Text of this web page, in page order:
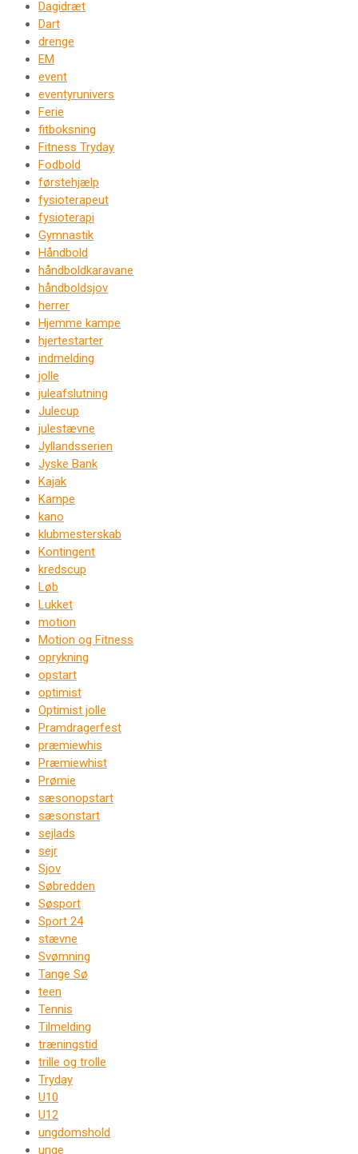
Dagidræt
Dart
drenge
EM
event
eventyrunivers
Ferie
fitboksning
Fitness Tryday
Fodbold
førstehjælp
fysioterapeut
fysioterapi
Gymnastik
Håndbold
håndboldkaravane
håndboldsjov
herrer
Hjemme kampe
hjertestarter
indmelding
jolle
juleafslutning
Julecup
julestævne
Jyllandsserien
Jyske Bank
Kajak
Kampe
kano
klubmesterskab
Kontingent
kredscup
Løb
Lukket
motion
Motion og Fitness
oprykning
opstart
optimist
Optimist jolle
Pramdragerfest
præmiewhis
Præmiewhist
Prømie
sæsonopstart
sæsonstart
sejlads
sejr
Sjov
Søbredden
Søsport
Sport 24
stævne
Svømning
Tange Sø
teen
Tennis
Tilmelding
træningstid
trille og trolle
Tryday
U10
U12
ungdomshold
unge